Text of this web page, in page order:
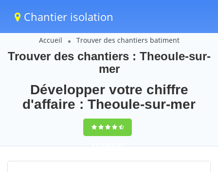
Chantier isolation
Accueil Trouver des chantiers batiment
Trouver des chantiers : Theoule-sur-
mer
Développer votre chiffre
d'affaire : Theoule-sur-mer
9,5(100%)67
votes